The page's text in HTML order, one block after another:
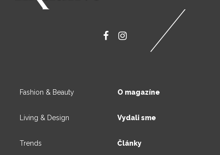
Fashion & Beauty
Living & Design
Trends
O magazíne
Vydali sme
Články